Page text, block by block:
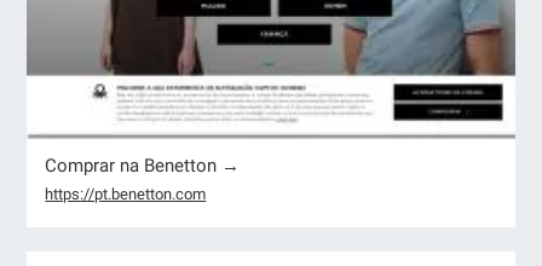
Comprar na Benetton →
https://pt.benetton.com